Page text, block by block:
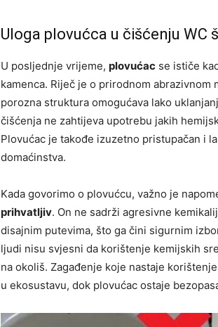
Uloga plovućca u čišćenju WC
U posljednje vrijeme, plovućac se ističe
kamenca. Riječ je o prirodnom
porozna struktura omogućava lako
čišćenja ne zahtijeva upotrebu jakih
Plovućac je takođe izuzetno pristupačan i
domaćinstva.
Kada govorimo o plovućcu, važno je
prihvatljiv. On ne sadrži agresivne
disajnim putevima, što ga čini sigurnim
ljudi nisu svjesni da korištenje kemijskih
na okoliš. Zagađenje koje nastaje
u ekosustavu, dok plovućac ostaje